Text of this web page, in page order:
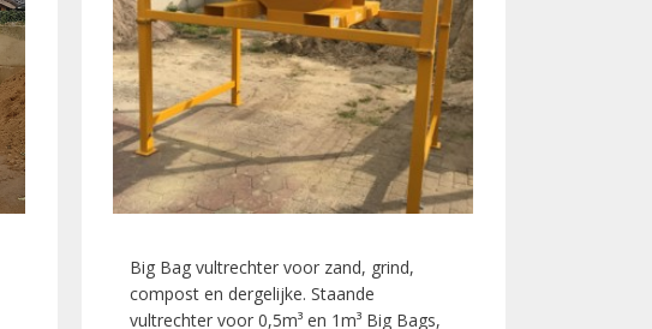
Big Bag vultrechter voor zand, grind,
compost en dergelijke. Staande
vultrechter voor 0,5m³ en 1m³ Big Bags,